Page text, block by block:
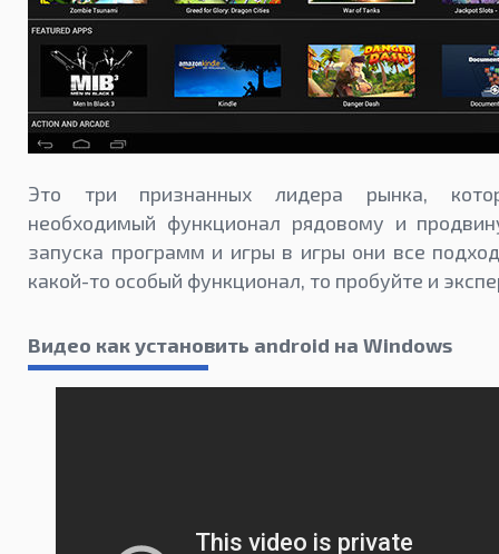
Это три признанных лидера рынка,
необходимый функционал рядовому и
запуска программ и игры в игры они все
какой-то особый функционал, то пробуйте и
Видео как установить android на Windows